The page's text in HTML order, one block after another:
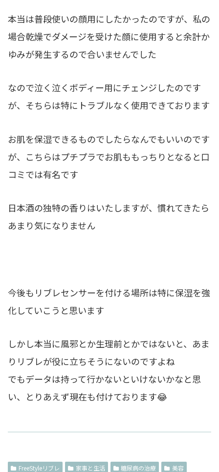
本当は普段使いの顔用にしたかったのですが、私の
場合乾燥でダメージを受けた顔に使用すると余計か
ゆみが発生するので合いませんでした
なので泣く泣くボディー用にチェンジしたのです
が、そちらは特にトラブルなく使用できております
お肌を保湿できるものでしたらなんでもいいのです
が、こちらはプチプラでお肌ももっちりとなると口
コミでは有名です
日本酒の独特の香りはいたしますが、慣れてきたら
あまり気になりません
今後もリブレセンサーを付ける場所は特に保湿を強
化していこうと思います
しかし本当に風邪とか生理前とかではないと、あま
りリブレが役に立ちそうにないのですよね
でもデータは持って行かないといけないかなと思
い、とりあえず現在も付けております😂
FreeStyleリブレ 家事と生活 糖尿病の治療
美容